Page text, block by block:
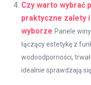
Czy warto wybrać
praktyczne zalety
wyborze Panele
łączący estetykę z
wodoodporności,
idealnie sprawdzają